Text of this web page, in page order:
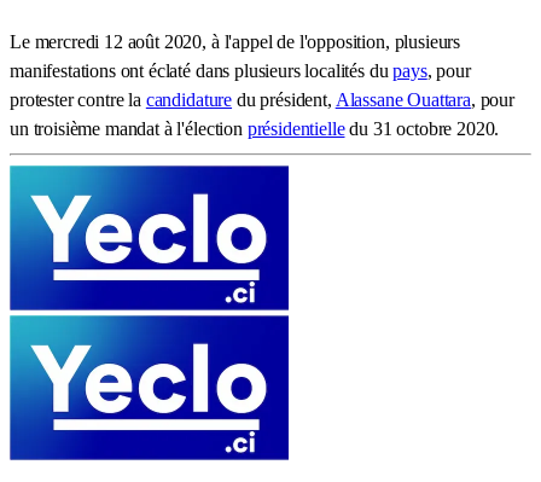
Le mercredi 12 août 2020, à l'appel de l'opposition, plusieurs
manifestations ont éclaté dans plusieurs localités dupays, pour
protester contre la candidature du président, Alassane Ouattara, pour
un troisième mandat à l'élection présidentielledu 31 octobre 2020.